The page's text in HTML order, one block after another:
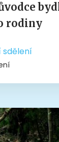
rodiny
sdělení